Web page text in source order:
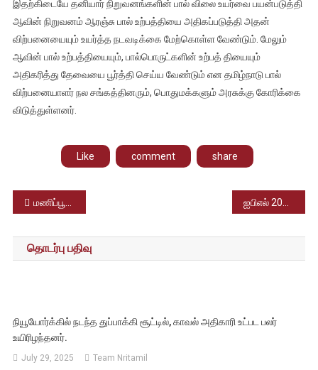
இதற்கிடையே தனியார் நிறுவனங்களின் பால் விலை உயர்வை பயன்படுத்தி
ஆவின் நிறுவனம் ஆரஞ்சு பால் உற்பத்தியை அதிகப்படுத்தி அதன்
விற்பனையையும் உயர்த்த நடவடிக்கை மேற்கொள்ள வேண்டும். மேலும்
ஆவின் பால் உற்பத்தியையும், பால்பொருட்களின் உற்பத் தியையும்
அதிகரித்து தேவையை பூர்த்தி செய்ய வேண்டும் என தமிழ்நாடு பால்
விற்பனையாளர் நல சங்கத்தினரும், பொதுமக்களும் அரசுக்கு கோரிக்கை
விடுத்துள்ளனர்.
Like comment share
Post
navigation
மணிப்பூர் குடியரசுத் தலைவர் ஆட்சி அமல்; உள்துறை அமைச்சகம் அறிவிப்பு
தொடர்பு பதிவு
நியூயோர்க்கில் நடந்த துப்பாக்கி சூட்டில், காவல் அதிகாரி உட்பட பலர்
உயிரிழந்தனர்.
July 29, 2025 Team Nritamil